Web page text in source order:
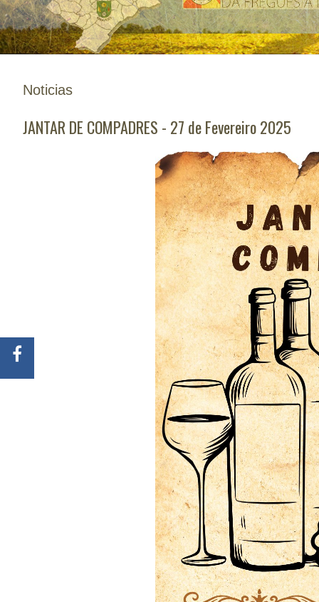
Noticias
JANTAR DE COMPADRES - 27 de Fevereiro 2025